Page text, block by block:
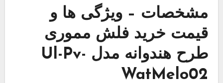
مشخصات – ویژگی ها و
قیمت خرید فلش مموری
طرح هندوانه مدل Ul-Pv-
WatMelo02